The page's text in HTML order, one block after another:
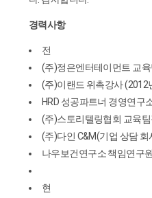
경력사항
전
(주)정은엔터테이먼트 교
(주)이랜드 위촉강사 (2012
HRD 성공파트너 경영연구
(주)스토리텔링협회 교육
(주)다인 C&M(기업 상담 회
나우보건연구소 책임연구원
현